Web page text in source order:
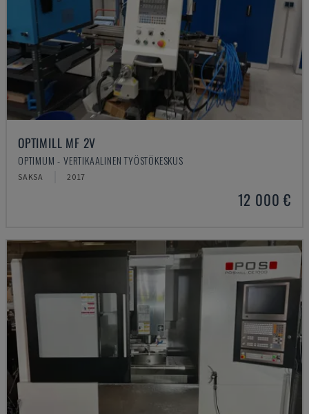
OPTIMILL MF 2V
OPTIMUM - VERTIKAALINEN TYÖSTÖKESKUS
SAKSA 2017
12 000 €